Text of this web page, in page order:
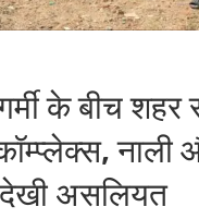
के बीच शहर
नाली
असलियत